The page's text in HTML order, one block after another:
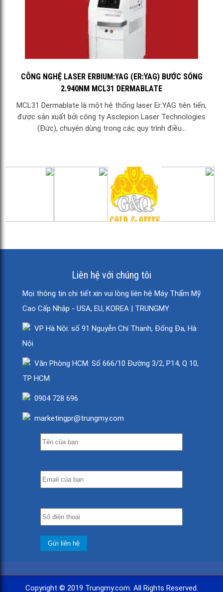
CÔNG NGHỆ LASER ERBIUM:YAG (ER:YAG) BƯỚC SÓNG
2.940NM MCL31 DERMABLATE
MCL31 Dermablate là một hệ thống laser Er:YAG tiên tiến,
được sản xuất bởi công ty Asclepion Laser Technologies
(Đức), chuyên dùng trong các quy trình điều...
Liên hệ với chúng tôi
Mọi thông tin chi tiết xin vui lòng liên hệ Máy Thẩm Mỹ
Cao Cấp Nhập - USA, EU, KOREA | TRUNGMY
VP Hà Nội: số 91 Nguyễn Chí Thanh, Đống Đa, Hà
Nội
Văn Phòng HCM: Số 666/10 Đường 3/2, P14, Q 10,
TP HCM
0904 728 696
marketingpr@trungmy.com
Copyright © 2019 Trungmy.com. All Rights Reserved.